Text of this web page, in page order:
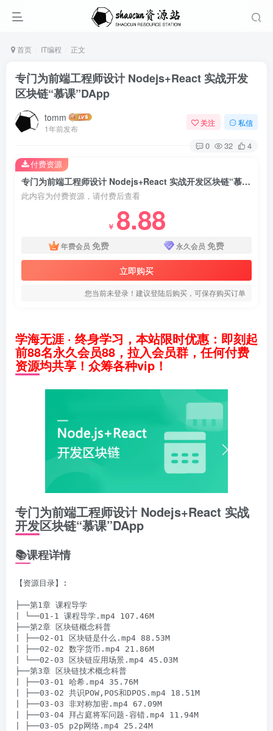
首页 IT编程 正文
专门为前端工程师设计 Nodejs+React 实战开发
区块链“慕课”DApp
tomm
1年前发布
关注 私信
0 32 4
专门为前端工程师设计 Nodejs+React 实战开发区块链“慕课”DApp
此内容为付费资源，请付费后查看
￥ 8.88
年费会员 免费 永久会员 免费
立即购买
您当前未登录！建议登陆后购买，可保存购买订单
付费资源
学海无涯 · 终身学习，本站限时优惠：即刻起
前88名永久会员88，拉入会员群，任何付费
资源均共享！众筹各种vip！
专门为前端工程师设计 Nodejs+React 实战
开发区块链“慕课”DApp
📚课程详情
【资源目录】:
├──第1章 课程导学
| └──01-1 课程导学.mp4 107.46M
├──第2章 区块链概念科普
| ├──02-01 区块链是什么.mp4 88.53M
| ├──02-02 数字货币.mp4 21.86M
| └──02-03 区块链应用场景.mp4 45.03M
├──第3章 区块链技术概念科普
| ├──03-01 哈希.mp4 35.76M
| ├──03-02 共识POW,POS和DPOS.mp4 18.51M
| ├──03-03 非对称加密.mp4 67.09M
| ├──03-04 拜占庭将军问题-容错.mp4 11.94M
| ├──03-05 p2p网络.mp4 25.24M